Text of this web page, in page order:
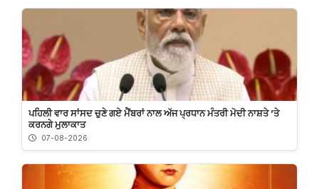
ਪਹਿਲੀ ਵਾਰ ਸਾਂਸਦ ਚੁਣੇ ਗਏ ਮੈਂਬਰਾਂ ਨਾਲ ਅੱਜ ਪ੍ਰਧਾਨ ਮੰਤਰੀ ਮੋਦੀ ਨਾਸ਼ਤੇ ’ਤੇ
ਕਰਨਗੇ ਮੁਲਾਕਾਤ
07-08-2026